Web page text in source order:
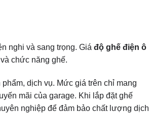
nghi và sang trọng. Giá độ ghế điện ô
chức năng ghế.
dịch vụ. Mức giá trên chỉ mang
mãi của garage. Khi lắp đặt ghế
nghiệp để đảm bảo chất lượng dịch